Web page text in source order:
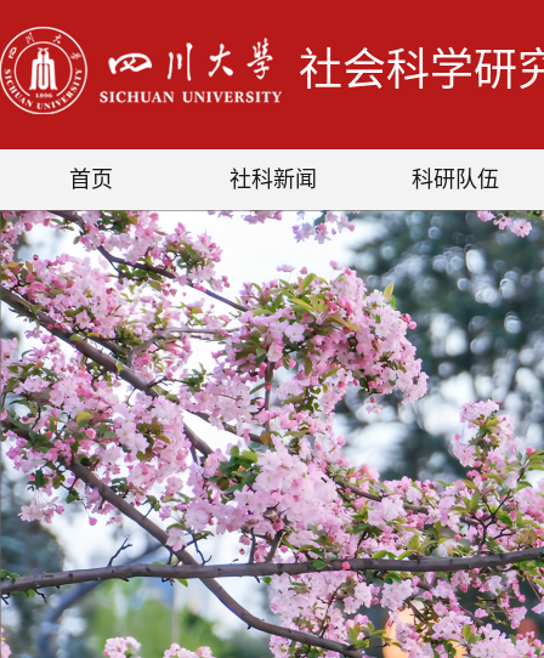
社会科学研
首页 社科新闻 科研队伍